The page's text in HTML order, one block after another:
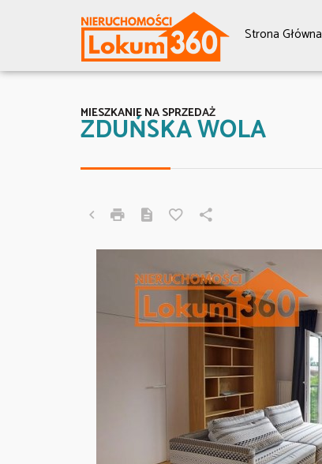
Strona Główna
ZDUŃSKA WOLA
MIESZKANIE NA SPRZEDAŻ